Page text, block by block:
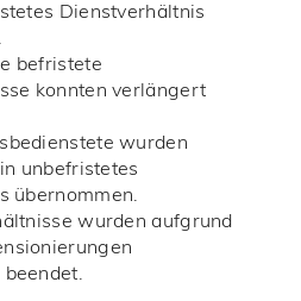
Dienstverhältnis
befristete
konnten verlängert
wurden
unbefristetes
übernommen.
wurden aufgrund